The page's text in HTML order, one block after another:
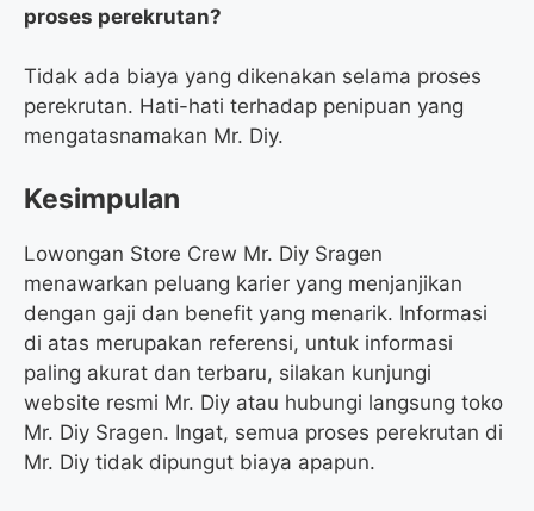
proses perekrutan?
Tidak ada biaya yang dikenakan selama proses
perekrutan. Hati-hati terhadap penipuan yang
mengatasnamakan Mr. Diy.
Kesimpulan
Lowongan Store Crew Mr. Diy Sragen
menawarkan peluang karier yang menjanjikan
dengan gaji dan benefit yang menarik. Informasi
di atas merupakan referensi, untuk informasi
paling akurat dan terbaru, silakan kunjungi
website resmi Mr. Diy atau hubungi langsung toko
Mr. Diy Sragen. Ingat, semua proses perekrutan di
Mr. Diy tidak dipungut biaya apapun.